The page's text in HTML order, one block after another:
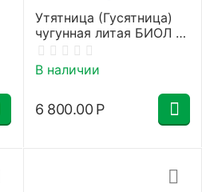
Утятница (Гусятница)
чугунная литая БИОЛ с
крышкой (8 л)
В наличии
6 800.00 Р